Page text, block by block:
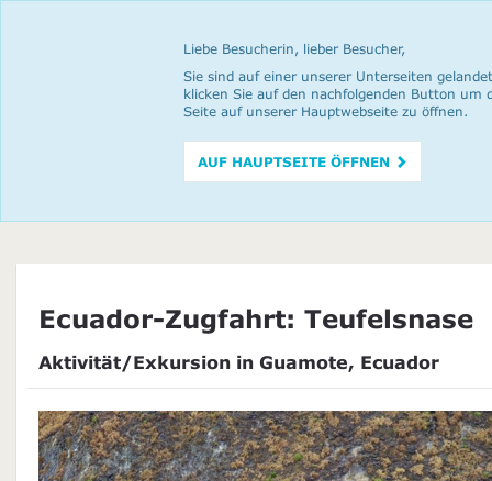
Liebe Besucherin, lieber Besucher,
Sie sind auf einer unserer Unterseiten
klicken Sie auf den nachfolgenden Button um
Seite auf unserer Hauptwebseite zu öffnen.
AUF HAUPTSEITE ÖFFNEN
Ecuador-Zugfahrt: Teufelsnase
Aktivität/Exkursion in Guamote, Ecuador